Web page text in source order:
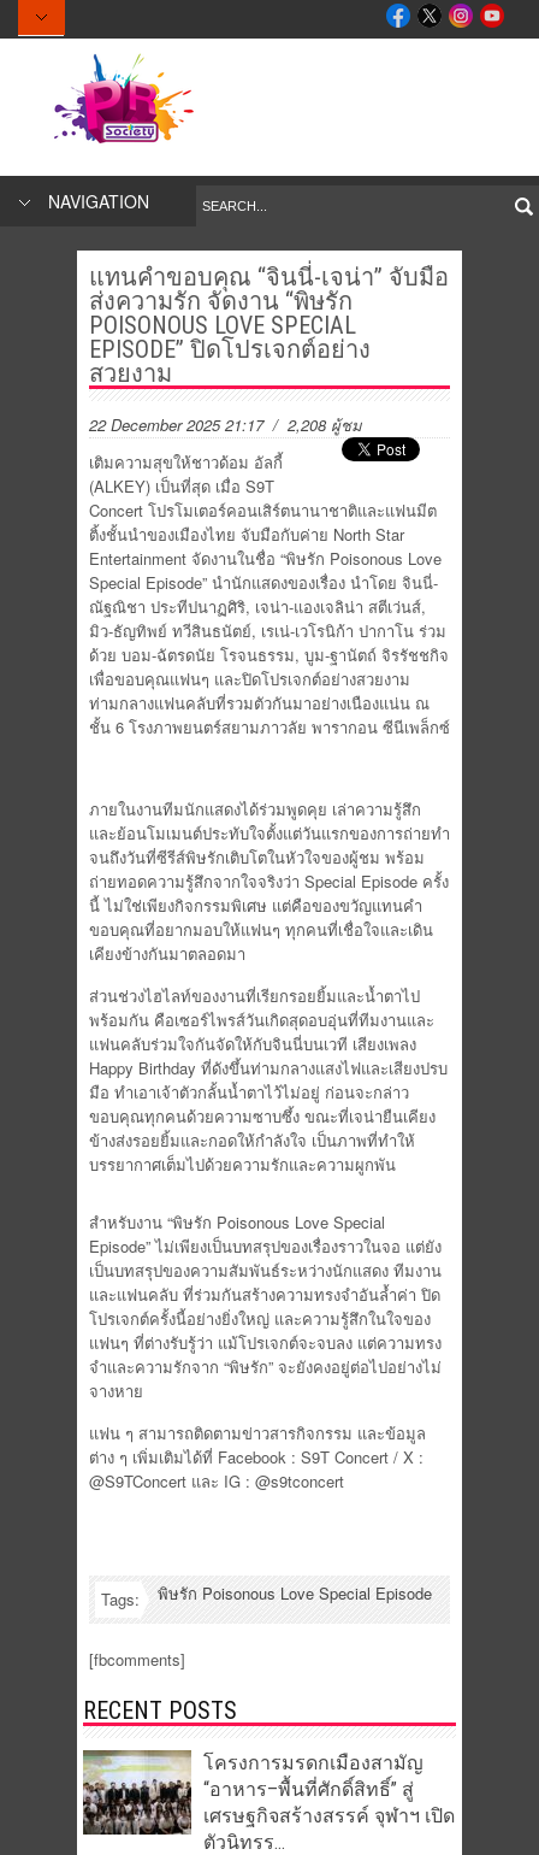
NAVIGATION
แทนคำขอบคุณ “จินนี่-เจน่า” จับมือ
ส่งความรัก จัดงาน “พิษรัก
POISONOUS LOVE SPECIAL
EPISODE” ปิดโปรเจกต์อย่าง
สวยงาม
22 December 2025 21:17/ 2,208 ผู้ชม
เติมความสุขให้ชาวด้อม อัลกี้
(ALKEY) เป็นที่สุด เมื่อ S9T
Concert โปรโมเตอร์คอนเสิร์ตนานาชาติและแฟนมีต
ติ้งชั้นนำของเมืองไทย จับมือกับค่าย North Star
Entertainment จัดงานในชื่อ “พิษรัก Poisonous Love
Special Episode” นำนักแสดงของเรื่อง นำโดย จินนี่-
ณัฐณิชา ประทีปนาฏศิริ, เจน่า-แองเจลิน่า สตีเว่นส์,
มิว-ธัญทิพย์ ทวีสินธนัตย์, เรเน่-เวโรนิก้า ปากาโน ร่วม
ด้วย บอม-ฉัตรดนัย โรจนธรรม, บูม-ฐานัตถ์ จิรรัชชกิจ
เพื่อขอบคุณแฟนๆ และปิดโปรเจกต์อย่างสวยงาม
ท่ามกลางแฟนคลับที่รวมตัวกันมาอย่างเนืองแน่น ณ
ชั้น 6 โรงภาพยนตร์สยามภาวลัย พารากอน ซีนีเพล็กซ์
ภายในงานทีมนักแสดงได้ร่วมพูดคุย เล่าความรู้สึก
และย้อนโมเมนต์ประทับใจตั้งแต่วันแรกของการถ่ายทำ
จนถึงวันที่ซีรีส์พิษรักเติบโตในหัวใจของผู้ชม พร้อม
ถ่ายทอดความรู้สึกจากใจจริงว่า Special Episode ครั้ง
นี้ ไม่ใช่เพียงกิจกรรมพิเศษ แต่คือของขวัญแทนคำ
ขอบคุณที่อยากมอบให้แฟนๆ ทุกคนที่เชื่อใจและเดิน
เคียงข้างกันมาตลอดมา
ส่วนช่วงไฮไลท์ของงานที่เรียกรอยยิ้มและน้ำตาไป
พร้อมกัน คือเซอร์ไพรส์วันเกิดสุดอบอุ่นที่ทีมงานและ
แฟนคลับร่วมใจกันจัดให้กับจินนี่บนเวที เสียงเพลง
Happy Birthday ที่ดังขึ้นท่ามกลางแสงไฟและเสียงปรบ
มือ ทำเอาเจ้าตัวกลั้นน้ำตาไว้ไม่อยู่ ก่อนจะกล่าว
ขอบคุณทุกคนด้วยความซาบซึ้ง ขณะที่เจน่ายืนเคียง
ข้างส่งรอยยิ้มและกอดให้กำลังใจ เป็นภาพที่ทำให้
บรรยากาศเต็มไปด้วยความรักและความผูกพัน
สำหรับงาน “พิษรัก Poisonous Love Special
Episode” ไม่เพียงเป็นบทสรุปของเรื่องราวในจอ แต่ยัง
เป็นบทสรุปของความสัมพันธ์ระหว่างนักแสดง ทีมงาน
และแฟนคลับ ที่ร่วมกันสร้างความทรงจำอันล้ำค่า ปิด
โปรเจกต์ครั้งนี้อย่างยิ่งใหญ่ และความรู้สึกในใจของ
แฟนๆ ที่ต่างรับรู้ว่า แม้โปรเจกต์จะจบลง แต่ความทรง
จำและความรักจาก “พิษรัก” จะยังคงอยู่ต่อไปอย่างไม่
จางหาย
แฟน ๆ สามารถติดตามข่าวสารกิจกรรม และข้อมูล
ต่าง ๆ เพิ่มเติมได้ที่ Facebook : S9T Concert / X :
@S9TConcert และ IG : @s9tconcert
Tags: พิษรัก Poisonous Love Special Episode
[fbcomments]
RECENT POSTS
โครงการมรดกเมืองสามัญ
“อาหาร–พื้นที่ศักดิ์สิทธิ์” สู่
เศรษฐกิจสร้างสรรค์ จุฬาฯ เปิด
ตัวนิทรร...